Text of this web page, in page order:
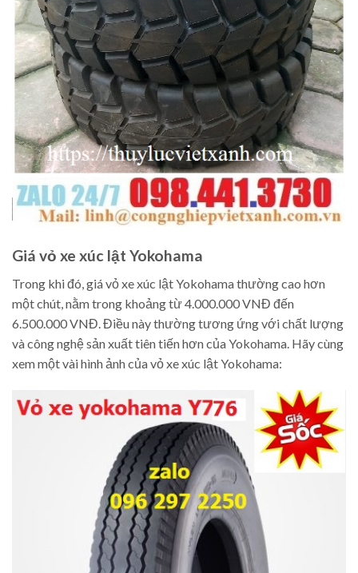
Giá vỏ xe xúc lật Yokohama
Trong khi đó, giá vỏ xe xúc lật Yokohama thường cao hơn
một chút, nằm trong khoảng từ 4.000.000 VNĐ đến
6.500.000 VNĐ. Điều này thường tương ứng với chất lượng
và công nghệ sản xuất tiên tiến hơn của Yokohama. Hãy cùng
xem một vài hình ảnh của vỏ xe xúc lật Yokohama: